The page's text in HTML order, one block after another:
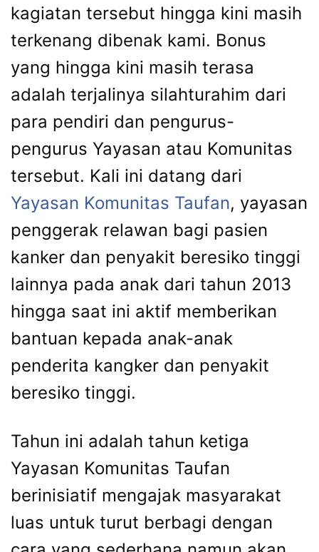
kagiatan tersebut hingga kini masih
terkenang dibenak kami. Bonus
yang hingga kini masih terasa
adalah terjalinya silahturahim dari
para pendiri dan pengurus-
pengurus Yayasan atau Komunitas
tersebut. Kali ini datang dari
Yayasan Komunitas Taufan, yayasan
penggerak relawan bagi pasien
kanker dan penyakit beresiko tinggi
lainnya pada anak dari tahun 2013
hingga saat ini aktif memberikan
bantuan kepada anak-anak
penderita kangker dan penyakit
beresiko tinggi.
Tahun ini adalah tahun ketiga
Yayasan Komunitas Taufan
berinisiatif mengajak masyarakat
luas untuk turut berbagi dengan